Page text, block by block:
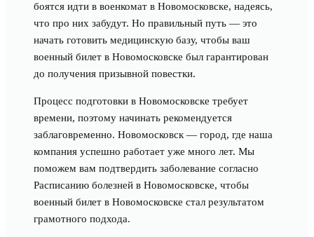
боятся идти в военкомат в Новомосковске, надеясь,
что про них забудут. Но правильный путь — это
начать готовить медицинскую базу, чтобы ваш
военный билет в Новомосковске был гарантирован
до получения призывной повестки.
Процесс подготовки в Новомосковске требует
времени, поэтому начинать рекомендуется
заблаговременно. Новомосковск — город, где наша
компания успешно работает уже много лет. Мы
поможем вам подтвердить заболевание согласно
Расписанию болезней в Новомосковске, чтобы
военный билет в Новомосковске стал результатом
грамотного подхода.